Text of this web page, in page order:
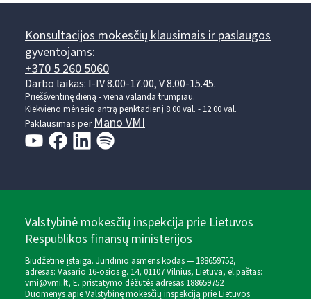
Konsultacijos mokesčių klausimais ir paslaugos
gyventojams:
+370 5 260 5060
Darbo laikas: I-IV 8.00-17.00, V 8.00-15.45.
Prieššventinę dieną - viena valanda trumpiau.
Kiekvieno mėnesio antrą penktadienį 8.00 val. - 12.00 val.
Paklausimas perMano VMI
Valstybinė mokesčių inspekcija prie Lietuvos
Respublikos finansų ministerijos
Biudžetinė įstaiga. Juridinio asmens kodas — 188659752,
adresas: Vasario 16-osios g. 14, 01107 Vilnius, Lietuva, el.paštas:
vmi@vmi.lt, E. pristatymo dėžutės adresas 188659752
Duomenys apie Valstybinę mokesčių inspekciją prie Lietuvos